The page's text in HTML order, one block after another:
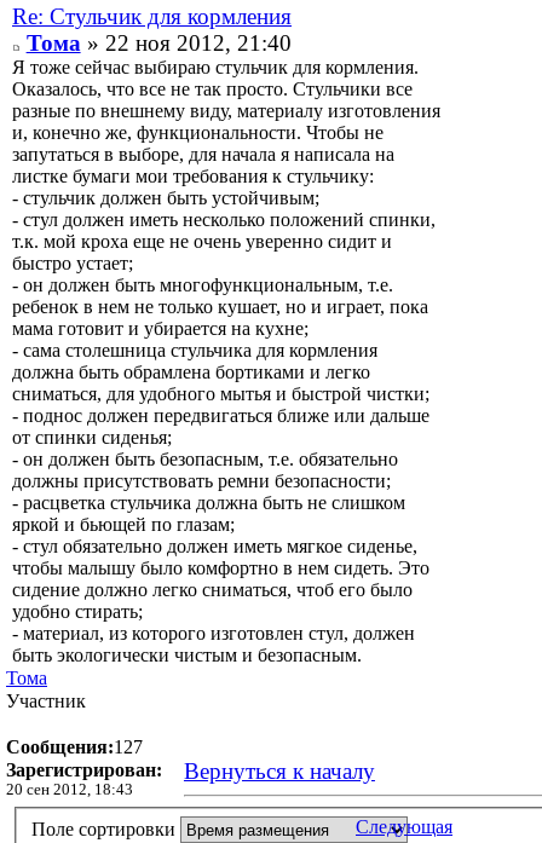
Re: Стульчик для кормления
Тома» 22 ноя 2012, 21:40
Я тоже сейчас выбираю стульчик для кормления.
Оказалось, что все не так просто. Стульчики все
разные по внешнему виду, материалу изготовления
и, конечно же, функциональности. Чтобы не
запутаться в выборе, для начала я написала на
листке бумаги мои требования к стульчику:
- стульчик должен быть устойчивым;
- стул должен иметь несколько положений спинки,
т.к. мой кроха еще не очень уверенно сидит и
быстро устает;
- он должен быть многофункциональным, т.е.
ребенок в нем не только кушает, но и играет, пока
мама готовит и убирается на кухне;
- сама столешница стульчика для кормления
должна быть обрамлена бортиками и легко
сниматься, для удобного мытья и быстрой чистки;
- поднос должен передвигаться ближе или дальше
от спинки сиденья;
- он должен быть безопасным, т.е. обязательно
должны присутствовать ремни безопасности;
- расцветка стульчика должна быть не слишком
яркой и бьющей по глазам;
- стул обязательно должен иметь мягкое сиденье,
чтобы малышу было комфортно в нем сидеть. Это
сидение должно легко сниматься, чтоб его было
удобно стирать;
- материал, из которого изготовлен стул, должен
быть экологически чистым и безопасным.
Тома
Участник
Сообщения:127
Зарегистрирован:
20 сен 2012, 18:43
Вернуться к началу
Следующая
Поле сортировки